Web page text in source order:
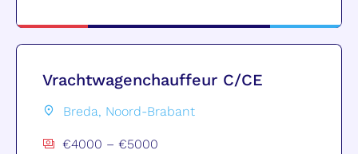
Vrachtwagenchauffeur C/CE
Breda, Noord-Brabant
€4000 – €5000